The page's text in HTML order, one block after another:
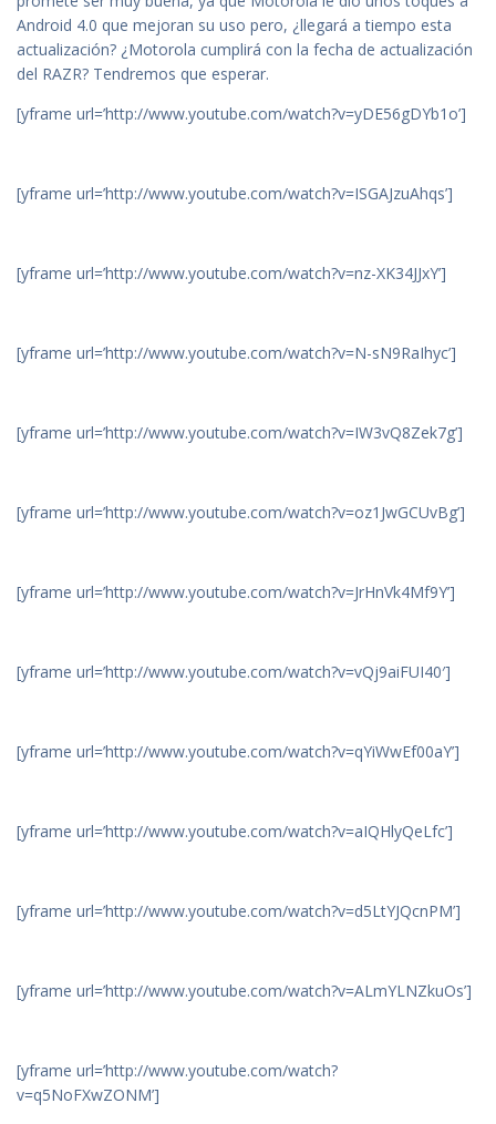
Android 4.0 que mejoran su uso pero, ¿llegará a tiempo esta
actualización? ¿Motorola cumplirá con la fecha de actualización
del RAZR? Tendremos que esperar.
[yframe url=’http://www.youtube.com/watch?v=yDE56gDYb1o’]
[yframe url=’http://www.youtube.com/watch?v=ISGAJzuAhqs’]
[yframe url=’http://www.youtube.com/watch?v=nz-XK34JJxY’]
[yframe url=’http://www.youtube.com/watch?v=N-sN9RaIhyc’]
[yframe url=’http://www.youtube.com/watch?v=IW3vQ8Zek7g’]
[yframe url=’http://www.youtube.com/watch?v=oz1JwGCUvBg’]
[yframe url=’http://www.youtube.com/watch?v=JrHnVk4Mf9Y’]
[yframe url=’http://www.youtube.com/watch?v=vQj9aiFUI40′]
[yframe url=’http://www.youtube.com/watch?v=qYiWwEf00aY’]
[yframe url=’http://www.youtube.com/watch?v=aIQHlyQeLfc’]
[yframe url=’http://www.youtube.com/watch?v=d5LtYJQcnPM’]
[yframe url=’http://www.youtube.com/watch?v=ALmYLNZkuOs’]
[yframe url=’http://www.youtube.com/watch?
v=q5NoFXwZONM’]